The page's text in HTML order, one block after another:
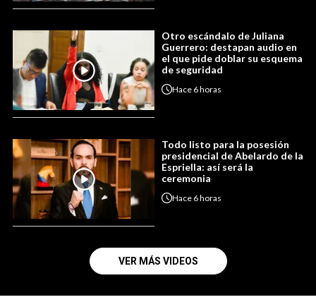
Otro escándalo de Juliana
Guerrero: destapan audio en
el que pide doblar su esquema
de seguridad
Hace 6 horas
Todo listo para la posesión
presidencial de Abelardo de la
Espriella: así será la
ceremonia
Hace 6 horas
VER MÁS VIDEOS